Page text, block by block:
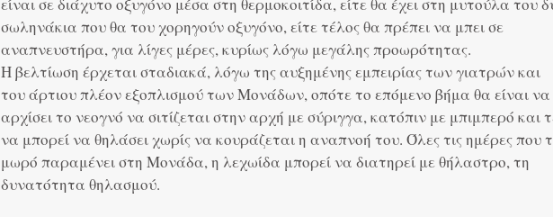
είναι σε διάχυτο οξυγόνο μέσα στη θερμοκοιτίδα, είτε θα έχει στη μυτούλα του
σωληνάκια που θα του χορηγούν οξυγόνο, είτε τέλος θα πρέπει να μπει σε
αναπνευστήρα, για λίγες μέρες, κυρίως λόγω μεγάλης προωρότητας.
Η βελτίωση έρχεται σταδιακά, λόγω της αυξημένης εμπειρίας των γιατρών και
του άρτιου πλέον εξοπλισμού των Μονάδων, οπότε το επόμενο βήμα θα είναι να
αρχίσει το νεογνό να σιτίζεται στην αρχή με σύριγγα, κατόπιν με μπιμπερό και
να μπορεί να θηλάσει χωρίς να κουράζεται η αναπνοή του. Όλες τις ημέρες που
μωρό παραμένει στη Μονάδα, η λεχωίδα μπορεί να διατηρεί με θήλαστρο, τη
δυνατότητα θηλασμού.